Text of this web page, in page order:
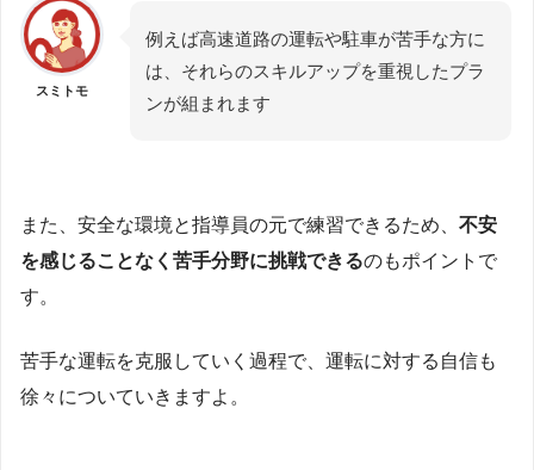
スミトモ
例えば高速道路の運転や駐車が苦手な方に
は、それらのスキルアップを重視したプラ
ンが組まれます
また、安全な環境と指導員の元で練習できるため、 不安
を感じることなく苦手分野に挑戦できるのもポイントで
す。
苦手な運転を克服していく過程で、運転に対する自信も
徐々についていきますよ。